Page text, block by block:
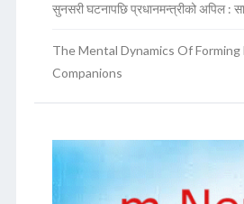
सुनसरी घटनापछि प्रधानमन्त्रीको अपिल :
The Mental Dynamics Of
Companions